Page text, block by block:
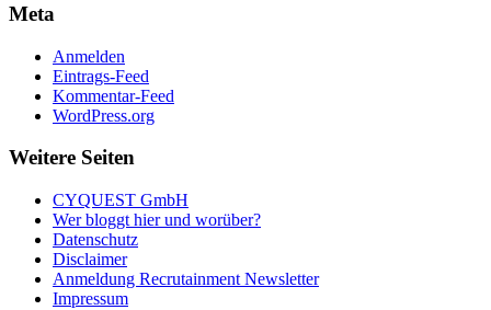
Meta
Anmelden
Eintrags-Feed
Kommentar-Feed
WordPress.org
Weitere Seiten
CYQUEST GmbH
Wer bloggt hier und worüber?
Datenschutz
Disclaimer
Anmeldung Recrutainment Newsletter
Impressum